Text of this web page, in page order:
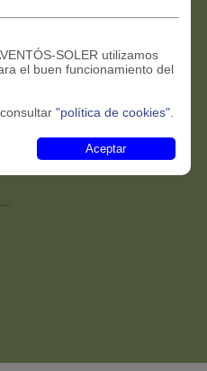
SOLER utilizamos
el buen funcionamiento del
"política de cookies"
Aceptar